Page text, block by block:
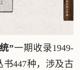
”一期收录1949-
书447种，涉及古